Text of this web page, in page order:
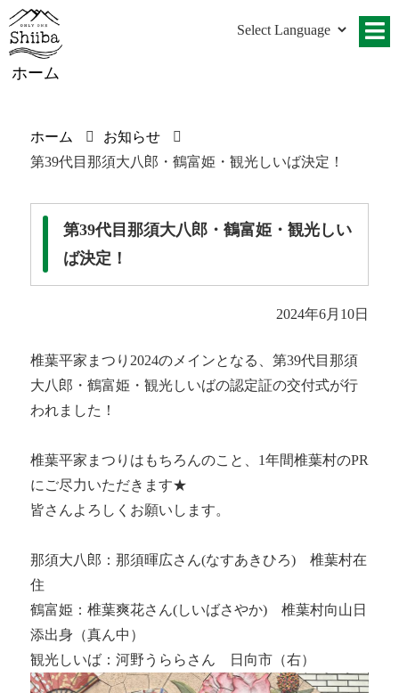
ホーム
ホーム
お知らせ
第39代目那須大八郎・鶴富姫・観光しいば決定！
第39代目那須大八郎・鶴富姫・観光しい
ば決定！
2024年6月10日
椎葉平家まつり2024のメインとなる、第39代目那須
大八郎・鶴富姫・観光しいばの認定証の交付式が行
われました！
椎葉平家まつりはもちろんのこと、1年間椎葉村のPR
にご尽力いただきます★
皆さんよろしくお願いします。
那須大八郎：那須暉広さん(なすあきひろ) 椎葉村在
住
鶴富姫：椎葉爽花さん(しいばさやか) 椎葉村向山日
添出身（真ん中）
観光しいば：河野うららさん 日向市（右）